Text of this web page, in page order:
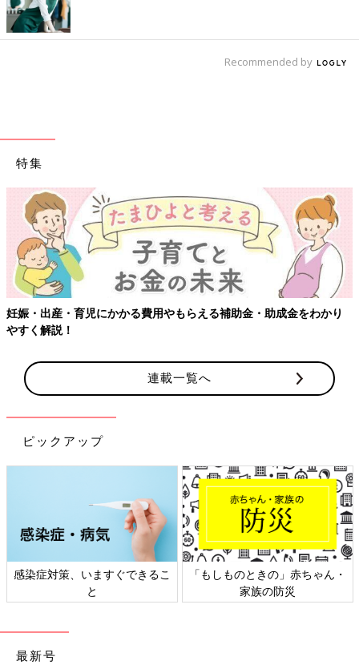
Recommended by
特集
妊娠・出産・育児にかかる費用やもらえる補助金・助成金をわかり
やすく解説！
連載一覧へ
ピックアップ
感染症対策、いますぐできるこ
と
「もしものときの」赤ちゃん・
家族の防災
最新号